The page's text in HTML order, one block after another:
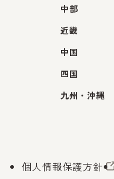
中部
近畿
中国
四国
九州・沖縄
個人情報保護方針